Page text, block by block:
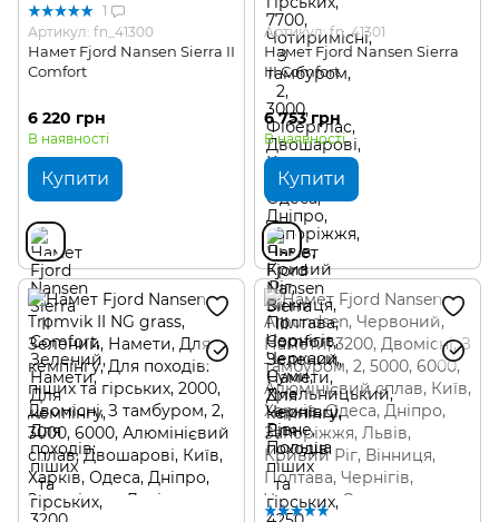
1
Артикул: fn_41300
Намет Fjord Nansen Sierra II
Comfort
6 220 грн
В наявності
Купити
Артикул: fn_41301
Намет Fjord Nansen Sierra
III Comfort
6 753 грн
В наявності
Купити